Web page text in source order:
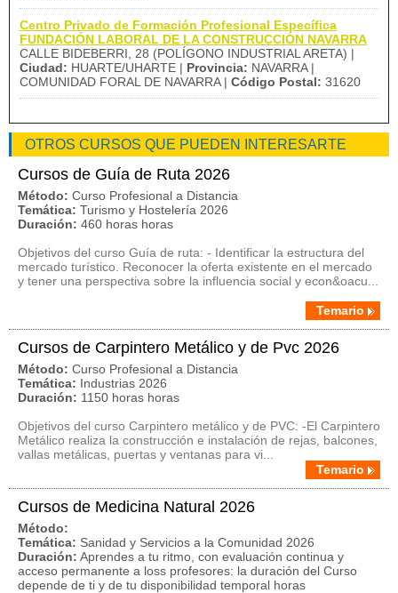
Centro Privado de Formación Profesional Específica
FUNDACIÓN LABORAL DE LA CONSTRUCCIÓN NAVARRA
CALLE BIDEBERRI, 28 (POLÍGONO INDUSTRIAL ARETA) |
Ciudad: HUARTE/UHARTE | Provincia: NAVARRA |
COMUNIDAD FORAL DE NAVARRA | Código Postal: 31620
OTROS CURSOS QUE PUEDEN INTERESARTE
Cursos de Guía de Ruta 2026
Método: Curso Profesional a Distancia
Temática: Turismo y Hostelería 2026
Duración: 460 horas horas
Objetivos del curso Guía de ruta: - Identificar la estructura del
mercado turístico. Reconocer la oferta existente en el mercado
y tener una perspectiva sobre la influencia social y econ&oacu...
Temario
Cursos de Carpintero Metálico y de Pvc 2026
Método: Curso Profesional a Distancia
Temática: Industrias 2026
Duración: 1150 horas horas
Objetivos del curso Carpintero metálico y de PVC: -El Carpintero
Metálico realiza la construcción e instalación de rejas, balcones,
vallas metálicas, puertas y ventanas para vi...
Temario
Cursos de Medicina Natural 2026
Método:
Temática: Sanidad y Servicios a la Comunidad 2026
Duración: Aprendes a tu ritmo, con evaluación continua y
acceso permanente a loss profesores: la duración del Curso
depende de ti y de tu disponibilidad temporal horas